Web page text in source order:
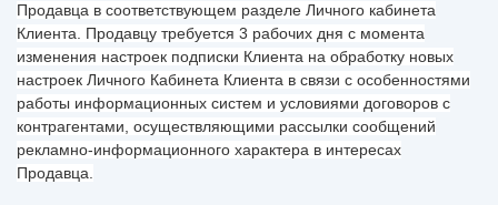
Продавца в соответствующем разделе Личного кабинета
Клиента. Продавцу требуется 3 рабочих дня с момента
изменения настроек подписки Клиента на обработку новых
настроек Личного Кабинета Клиента в связи с особенностями
работы информационных систем и условиями договоров с
контрагентами, осуществляющими рассылки сообщений
рекламно-информационного характера в интересах
Продавца.